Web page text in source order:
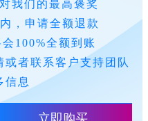
我们的最高褒奖
，申请全额退款
100%全额到账
者联系客户支持团队
信息
立即购买